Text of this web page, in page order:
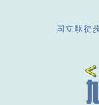
国立駅徒